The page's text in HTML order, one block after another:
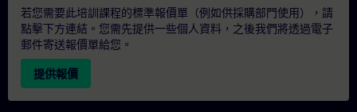
若您需要此培訓課程的標準報價單（例如供採購部門使用），請
點擊下方連結。您需先提供一些個人資料，之後我們將透過電子
郵件寄送報價單給您。
提供報價